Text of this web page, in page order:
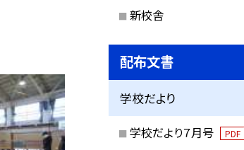
新校舎
配布文書
学校だより
学校だより７月号 PDF